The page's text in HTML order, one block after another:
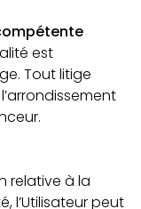
est
Tout litige
relative à la
l’Utilisateur peut